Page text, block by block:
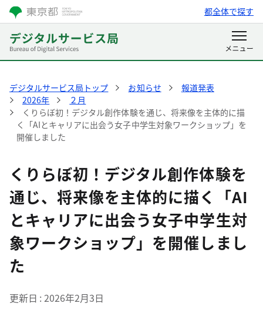
都全体で探す
デジタルサービス局トップ お知らせ
報道発表
2026年
２月
くりらぼ初！デジタル創作体験を通じ、将来像を主体的に描
く「AIとキャリアに出会う女子中学生対象ワークショップ」を
開催しました
くりらぼ初！デジタル創作体験を
通じ、将来像を主体的に描く「AI
とキャリアに出会う女子中学生対
象ワークショップ」を開催しまし
た
更新日 2026年2月3日